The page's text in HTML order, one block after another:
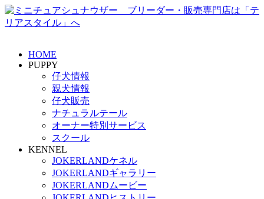
HOME
PUPPY
仔犬情報
親犬情報
仔犬販売
ナチュラルテール
オーナー特別サービス
スクール
KENNEL
JOKERLANDケネル
JOKERLANDギャラリー
JOKERLANDムービー